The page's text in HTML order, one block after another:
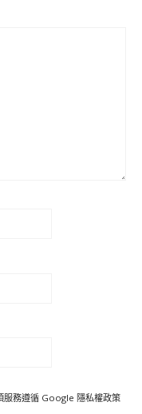
服務遵循 Google 隱私權政策